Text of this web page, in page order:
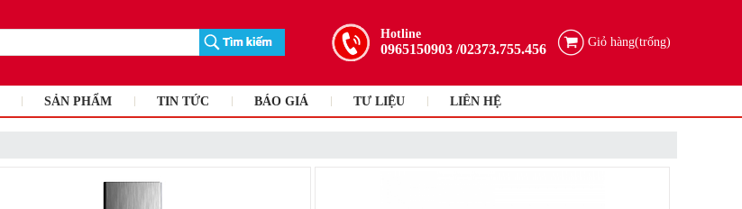
Hotline
0965150903 /02373.755.456 Giỏ hàng(trống)
SẢN PHẨM TIN TỨC BÁO GIÁ TƯ LIỆU LIÊN HỆ